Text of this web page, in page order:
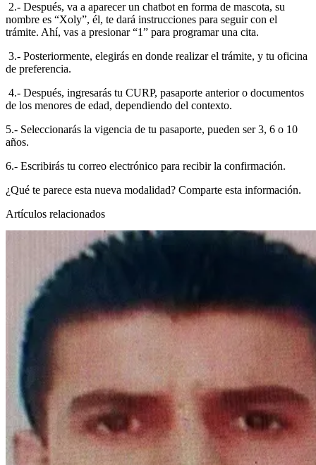
2.- Después, va a aparecer un chatbot en forma de mascota, su
nombre es “Xoly”, él, te dará instrucciones para seguir con el
trámite. Ahí, vas a presionar “1” para programar una cita.
3.- Posteriormente, elegirás en donde realizar el trámite, y tu oficina
de preferencia.
4.- Después, ingresarás tu CURP, pasaporte anterior o documentos
de los menores de edad, dependiendo del contexto.
5.- Seleccionarás la vigencia de tu pasaporte, pueden ser 3, 6 o 10
años.
6.- Escribirás tu correo electrónico para recibir la confirmación.
¿Qué te parece esta nueva modalidad? Comparte esta información.
Artículos relacionados